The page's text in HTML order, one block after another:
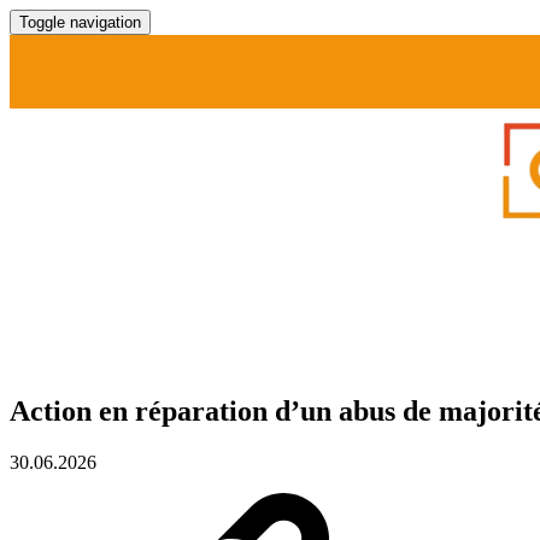
Toggle navigation
Action en réparation d’un abus de
30.06.2026